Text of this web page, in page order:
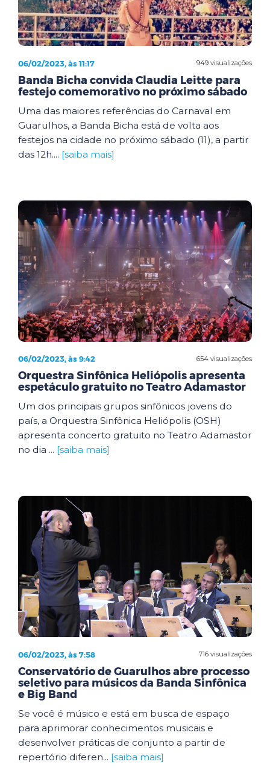
949 visualizações
06/02/2023, às 11:17
Banda Bicha convida Claudia Leitte para
festejo comemorativo no próximo sábado
Uma das maiores referências do Carnaval em
Guarulhos, a Banda Bicha está de volta aos
festejos na cidade no próximo sábado (11), a partir
das 12h.... [saiba mais]
654 visualizações
06/02/2023, às 9:42
Orquestra Sinfônica Heliópolis apresenta
espetáculo gratuito no Teatro Adamastor
Um dos principais grupos sinfônicos jovens do
país, a Orquestra Sinfônica Heliópolis (OSH)
apresenta concerto gratuito no Teatro Adamastor
no dia ... [saiba mais]
716 visualizações
06/02/2023, às 7:58
Conservatório de Guarulhos abre processo
seletivo para músicos da Banda Sinfônica
e Big Band
Se você é músico e está em busca de espaço
para aprimorar conhecimentos musicais e
desenvolver práticas de conjunto a partir de
repertório diferen... [saiba mais]